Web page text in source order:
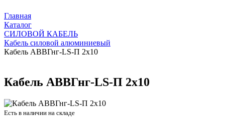
Главная
Каталог
СИЛОВОЙ КАБЕЛЬ
Кабель силовой алюминиевый
Кабель АВВГнг-LS-П 2х10
Кабель АВВГнг-LS-П 2х10
Есть в наличии на складе